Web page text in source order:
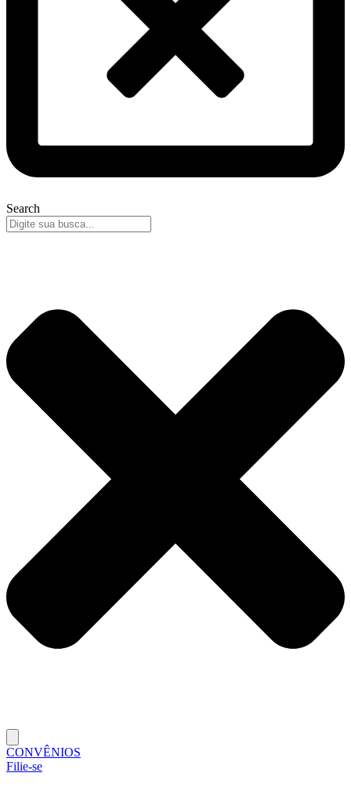
Search
CONVÊNIOS
Filie-se